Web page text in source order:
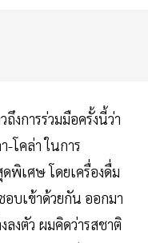
งการร่วมมือครั้งนี้ว่า
-โคล่า ในการ
พิเศษ โดยเครื่องดื่ม
บเข้าด้วยกัน ออกมา
งตัว ผมคิดว่ารสชาติ